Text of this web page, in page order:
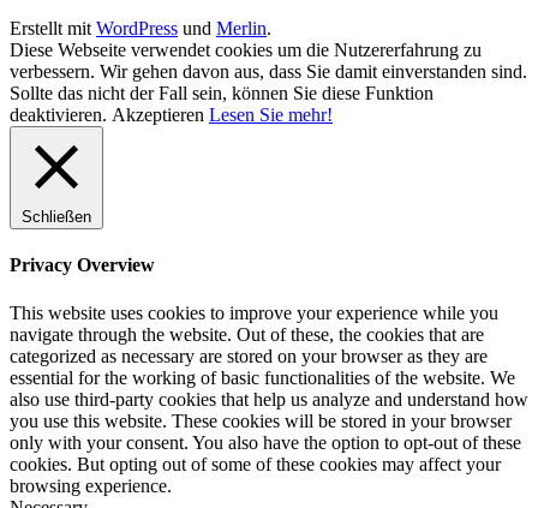
Erstellt mit WordPress und Merlin.
Diese Webseite verwendet cookies um die Nutzererfahrung zu
verbessern. Wir gehen davon aus, dass Sie damit einverstanden sind.
Sollte das nicht der Fall sein, können Sie diese Funktion
deaktivieren. Akzeptieren Lesen Sie mehr!
Schließen
Privacy Overview
This website uses cookies to improve your experience while you
navigate through the website. Out of these, the cookies that are
categorized as necessary are stored on your browser as they are
essential for the working of basic functionalities of the website. We
also use third-party cookies that help us analyze and understand how
you use this website. These cookies will be stored in your browser
only with your consent. You also have the option to opt-out of these
cookies. But opting out of some of these cookies may affect your
browsing experience.